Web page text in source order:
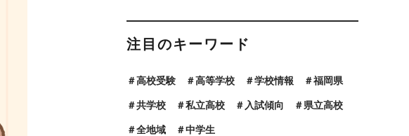
注目のキーワード
高校受験 高等学校 学校情報 福岡県
共学校 私立高校 入試傾向 県立高校
全地域 中学生